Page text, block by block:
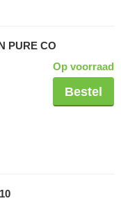
PURE CO
Op voorraad
Bestel